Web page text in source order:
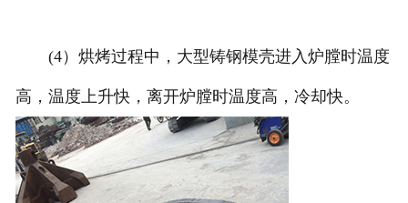
(4）烘烤过程中，大型铸钢模壳进入炉膛时温度
高，温度上升快，离开炉膛时温度高，冷却快。